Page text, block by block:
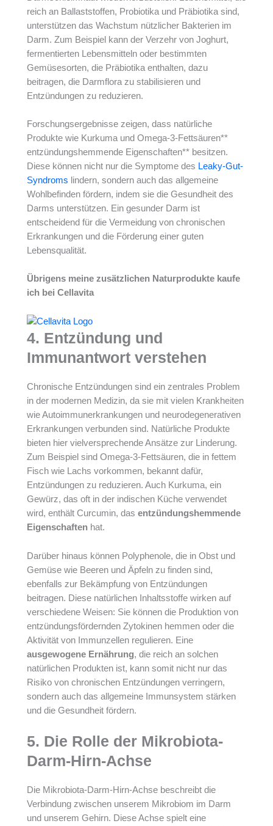
reich an Ballaststoffen, Probiotika und Präbiotika sind,
unterstützen das Wachstum nützlicher Bakterien im
Darm. Zum Beispiel kann der Verzehr von Joghurt,
fermentierten Lebensmitteln oder bestimmten
Gemüsesorten, die Präbiotika enthalten, dazu
beitragen, die Darmflora zu stabilisieren und
Entzündungen zu reduzieren.
Forschungsergebnisse zeigen, dass natürliche
Produkte wie Kurkuma und Omega-3-Fettsäuren**
entzündungshemmende Eigenschaften** besitzen.
Diese können nicht nur die Symptome des Leaky-Gut-
Syndroms lindern, sondern auch das allgemeine
Wohlbefinden fördern, indem sie die Gesundheit des
Darms unterstützen. Ein gesunder Darm ist
entscheidend für die Vermeidung von chronischen
Erkrankungen und die Förderung einer guten
Lebensqualität.
Übrigens meine zusätzlichen Naturprodukte kaufe
ich bei Cellavita
4. Entzündung und
Immunantwort verstehen
Chronische Entzündungen sind ein zentrales Problem
in der modernen Medizin, da sie mit vielen Krankheiten
wie Autoimmunerkrankungen und neurodegenerativen
Erkrankungen verbunden sind. Natürliche Produkte
bieten hier vielversprechende Ansätze zur Linderung.
Zum Beispiel sind Omega-3-Fettsäuren, die in fettem
Fisch wie Lachs vorkommen, bekannt dafür,
Entzündungen zu reduzieren. Auch Kurkuma, ein
Gewürz, das oft in der indischen Küche verwendet
wird, enthält Curcumin, das entzündungshemmende
Eigenschaften hat.
Darüber hinaus können Polyphenole, die in Obst und
Gemüse wie Beeren und Äpfeln zu finden sind,
ebenfalls zur Bekämpfung von Entzündungen
beitragen. Diese natürlichen Inhaltsstoffe wirken auf
verschiedene Weisen: Sie können die Produktion von
entzündungsfördernden Zytokinen hemmen oder die
Aktivität von Immunzellen regulieren. Eine
ausgewogene Ernährung, die reich an solchen
natürlichen Produkten ist, kann somit nicht nur das
Risiko von chronischen Entzündungen verringern,
sondern auch das allgemeine Immunsystem stärken
und die Gesundheit fördern.
5. Die Rolle der Mikrobiota-
Darm-Hirn-Achse
Die Mikrobiota-Darm-Hirn-Achse beschreibt die
Verbindung zwischen unserem Mikrobiom im Darm
und unserem Gehirn. Diese Achse spielt eine